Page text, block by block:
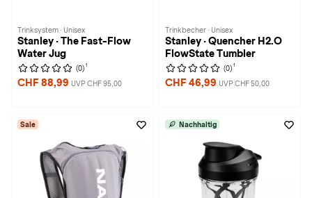
Trinksystem · Unisex
Stanley · The Fast-Flow
Water Jug
(0) 1
CHF 88,99 UVP CHF 95,00
Trinkbecher · Unisex
Stanley · Quencher H2.O
FlowState Tumbler
(0) 1
CHF 46,99 UVP CHF 50,00
Sale Nachhaltig